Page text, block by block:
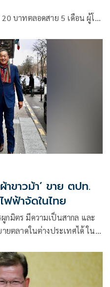
20 บาทตลอดสาย 5 เดือน ผู้โ…
าขาวม้า’ ขาย ตปท.
ฟ้าจัดในไทย
กมิตร มีความเป็นสากล และ
ยตลาดในต่างประเทศได้ ใน